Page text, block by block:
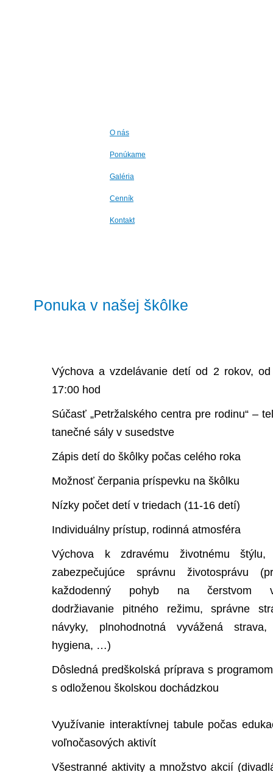
O nás
Ponúkame
Galéria
Cenník
Kontakt
Ponuka v našej škôlke
Výchova a vzdelávanie detí od 2 rokov,
17:00 hod
Súčasť „Petržalského centra pre rodinu“ –
tanečné sály v susedstve
Zápis detí do škôlky počas celého roka
Možnosť čerpania príspevku na škôlku
Nízky počet detí v triedach (11-16 detí)
Individuálny prístup, rodinná atmosféra
Výchova k zdravému životnému štýlu,
zabezpečujúce správnu životosprávu
každodenný pohyb na čerstvom
dodržiavanie pitného režimu, správne
návyky, plnohodnotná vyvážená strava,
hygiena, …)
Dôsledná predškolská príprava s
s odloženou školskou dochádzkou
Využívanie interaktívnej tabule počas
voľnočasových aktivít
Všestranné aktivity a množstvo akcií